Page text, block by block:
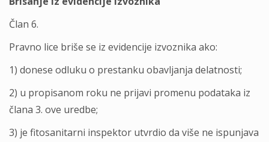
Član 6.
Pravno lice briše se iz evidencije izvoznika ako:
1) donese odluku o prestanku obavlјanja delatnosti;
2) u propisanom roku ne prijavi promenu podataka iz
člana 3. ove uredbe;
3) je fitosanitarni inspektor utvrdio da više ne ispunjava